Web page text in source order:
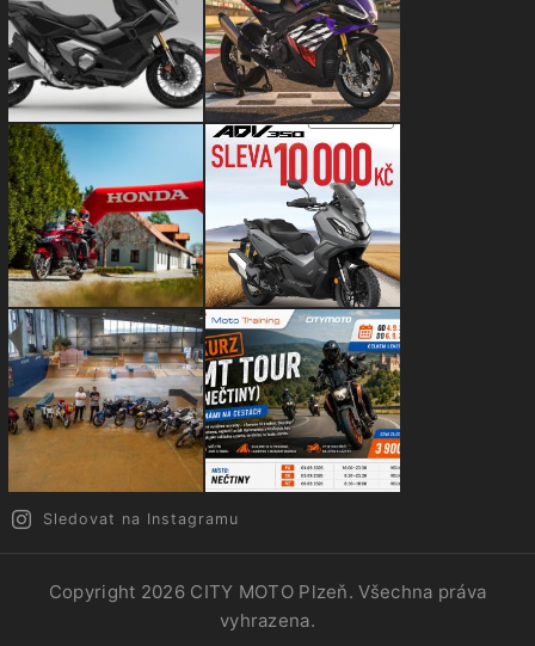
Sledovat na Instagramu
Copyright 2026 CITY MOTO Plzeň. Všechna práva
vyhrazena.